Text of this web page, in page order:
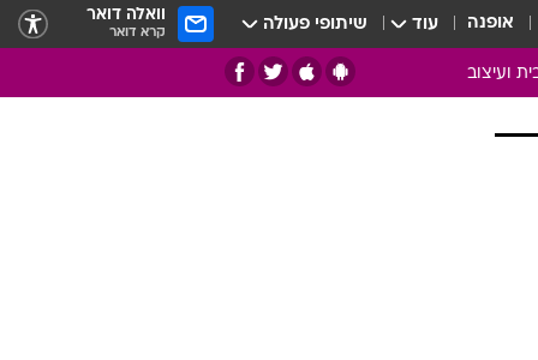
אופנה עוד שיתופי פעולה וואלה דואר
קרא דואר
ועיצוב